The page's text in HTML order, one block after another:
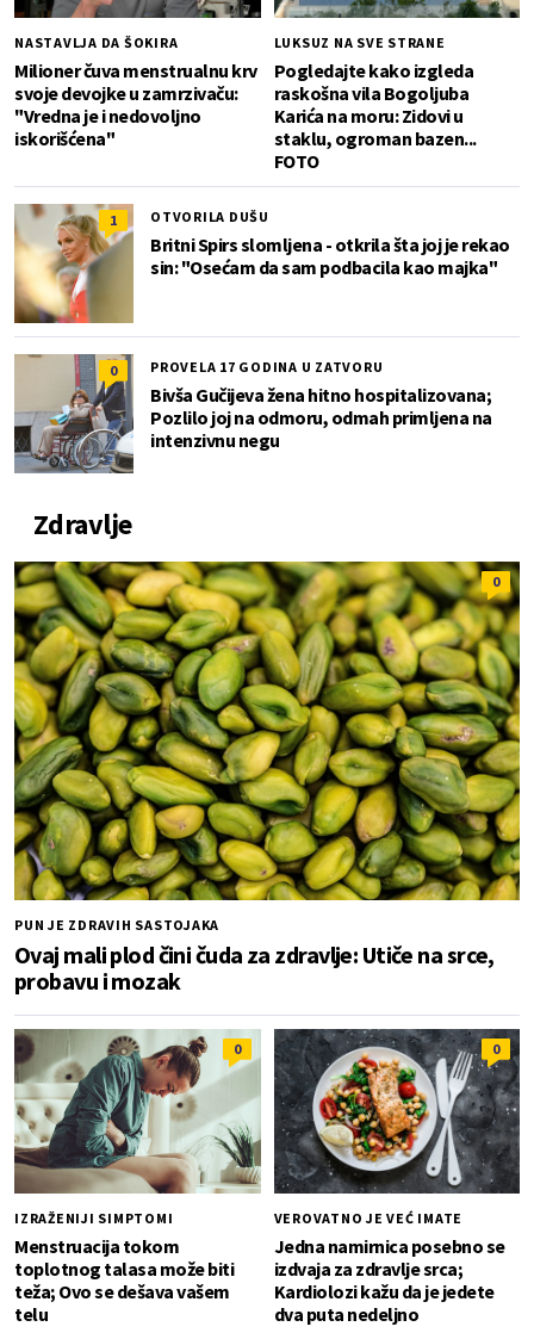
NASTAVLJA DA ŠOKIRA
Milioner čuva menstrualnu krv
svoje devojke u zamrzivaču:
"Vredna je i nedovoljno
iskorišćena"
LUKSUZ NA SVE STRANE
Pogledajte kako izgleda
raskošna vila Bogoljuba
Karića na moru: Zidovi u
staklu, ogroman bazen...
FOTO
1 OTVORILA DUŠU
Britni Spirs slomljena - otkrila šta joj je rekao
sin: "Osećam da sam podbacila kao majka"
0 PROVELA 17 GODINA U ZATVORU
Bivša Gučijeva žena hitno hospitalizovana;
Pozlilo joj na odmoru, odmah primljena na
intenzivnu negu
Zdravlje
0
PUN JE ZDRAVIH SASTOJAKA
Ovaj mali plod čini čuda za zdravlje: Utiče na srce,
probavu i mozak
0
IZRAŽENIJI SIMPTOMI
Menstruacija tokom
toplotnog talasa može biti
teža; Ovo se dešava vašem
telu
0
VEROVATNO JE VEĆ IMATE
Jedna namirnica posebno se
izdvaja za zdravlje srca;
Kardiolozi kažu da je jedete
dva puta nedeljno